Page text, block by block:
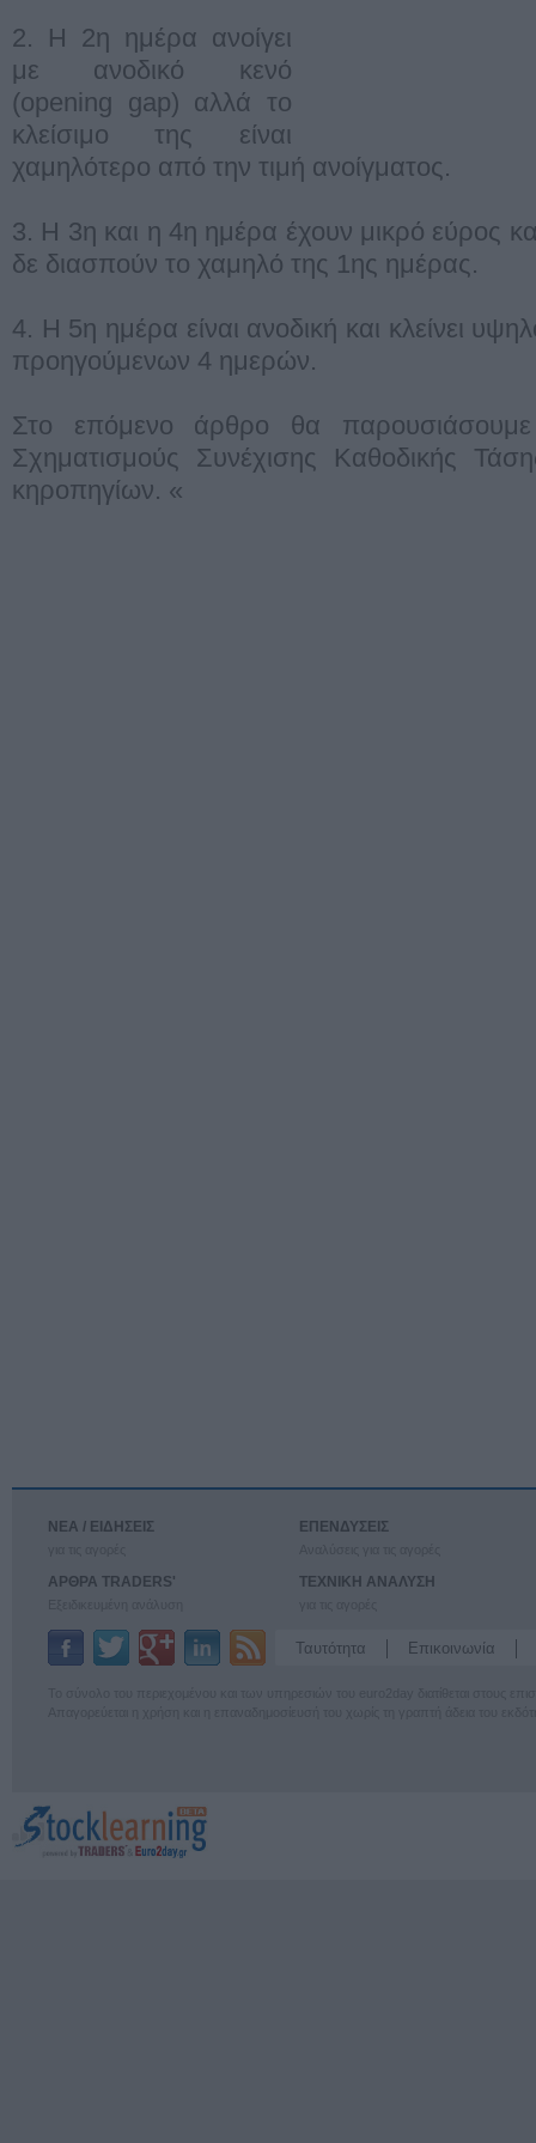
2. Η 2η ημέρα ανοίγει
με ανοδικό κενό
(opening gap) αλλά το
κλείσιμο της είναι
χαμηλότερο από την τιμή ανοίγματος.
3. Η 3η και η 4η ημέρα έχουν μικρό εύρος
δε διασπούν το χαμηλό της 1ης ημέρας.
4. Η 5η ημέρα είναι ανοδική και κλείνει
προηγούμενων 4 ημερών.
Στο επόμενο άρθρο θα παρουσιάσουμε
Σχηματισμούς Συνέχισης Καθοδικής
κηροπηγίων. «
ΝΕΑ / ΕΙΔΗΣΕΙΣ
ΑΡΘΡΑ TRADERS'
ΕΠΕΝΔΥΣΕΙΣ
ΤΕΧΝΙΚΗ ΑΝΑΛΥΣΗ
Ταυτότητα Επικοινωνία